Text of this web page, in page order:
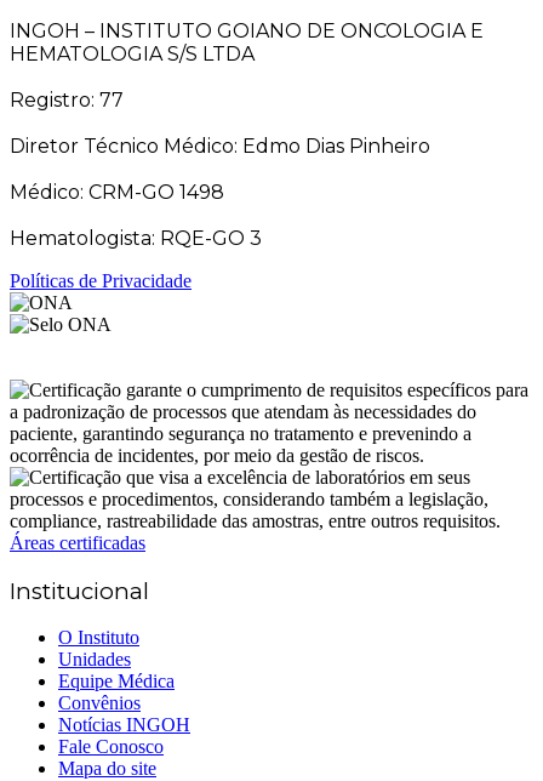
INGOH – INSTITUTO GOIANO DE ONCOLOGIA E
HEMATOLOGIA S/S LTDA
Registro: 77
Diretor Técnico Médico: Edmo Dias Pinheiro
Médico: CRM-GO 1498
Hematologista: RQE-GO 3
Políticas de Privacidade
Áreas certificadas
Institucional
O Instituto
Unidades
Equipe Médica
Convênios
Notícias INGOH
Fale Conosco
Mapa do site